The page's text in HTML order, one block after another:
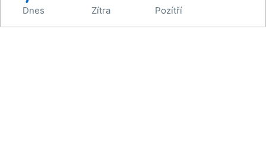
Dnes Zítra Pozítří